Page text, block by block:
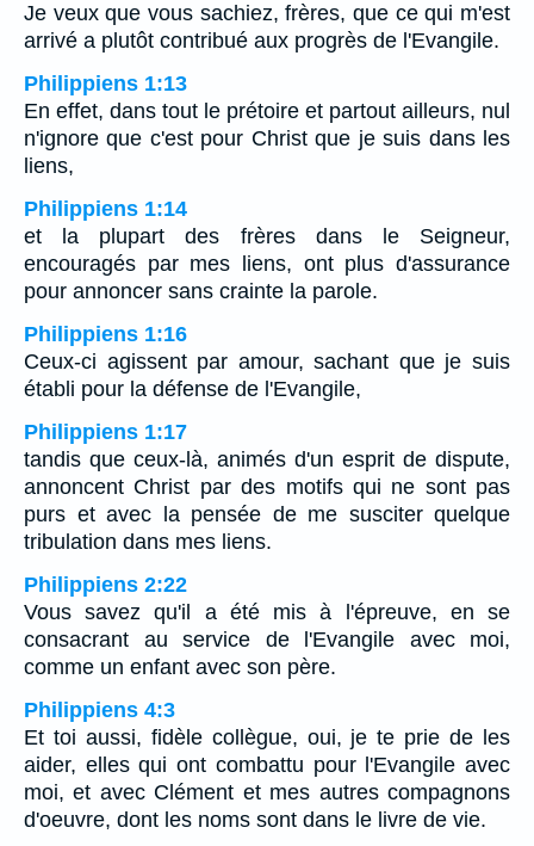
Je veux que vous sachiez, frères, que ce qui m'est
arrivé a plutôt contribué aux progrès de l'Evangile.
Philippiens 1:13
En effet, dans tout le prétoire et partout ailleurs, nul
n'ignore que c'est pour Christ que je suis dans les
liens,
Philippiens 1:14
et la plupart des frères dans le Seigneur,
encouragés par mes liens, ont plus d'assurance
pour annoncer sans crainte la parole.
Philippiens 1:16
Ceux-ci agissent par amour, sachant que je suis
établi pour la défense de l'Evangile,
Philippiens 1:17
tandis que ceux-là, animés d'un esprit de dispute,
annoncent Christ par des motifs qui ne sont pas
purs et avec la pensée de me susciter quelque
tribulation dans mes liens.
Philippiens 2:22
Vous savez qu'il a été mis à l'épreuve, en se
consacrant au service de l'Evangile avec moi,
comme un enfant avec son père.
Philippiens 4:3
Et toi aussi, fidèle collègue, oui, je te prie de les
aider, elles qui ont combattu pour l'Evangile avec
moi, et avec Clément et mes autres compagnons
d'oeuvre, dont les noms sont dans le livre de vie.